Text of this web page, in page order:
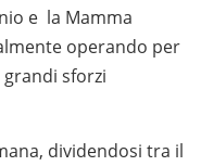
e la Mamma
operando per
sforzi
dividendosi tra il